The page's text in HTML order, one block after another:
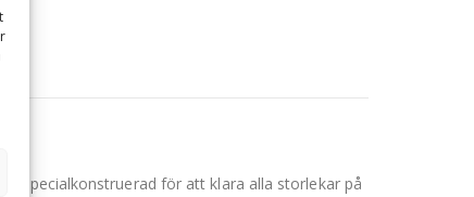
specialkonstruerad för att klara alla storlekar på